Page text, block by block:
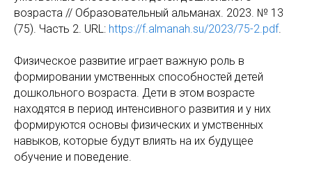
возраста // Образовательный альманах. 2023. № 13
(75). Часть 2. URL: https://f.almanah.su/2023/75-2.pdf.
Физическое развитие играет важную роль в
формировании умственных способностей детей
дошкольного возраста. Дети в этом возрасте
находятся в период интенсивного развития и у них
формируются основы физических и умственных
навыков, которые будут влиять на их будущее
обучение и поведение.